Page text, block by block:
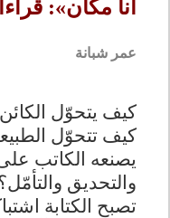
أنا مكان»:
عمر شبانة
كيف يتحوّل
كيف تتحوّل
يصنعه الكاتب
والتحديق
تصبح الكتابة